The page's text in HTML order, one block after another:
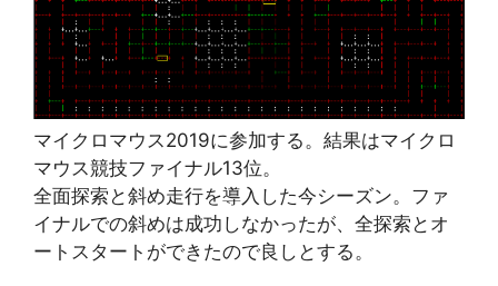
マイクロマウス2019に参加する。結果はマイクロ
マウス競技ファイナル13位。
全面探索と斜め走行を導入した今シーズン。ファ
イナルでの斜めは成功しなかったが、全探索とオ
ートスタートができたので良しとする。